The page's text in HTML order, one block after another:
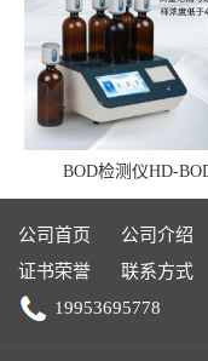
BOD检测仪HD-
公司首页 公司介绍
证书荣誉
联系方式
19953695778